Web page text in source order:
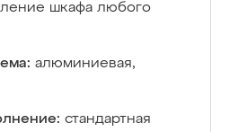
шкафа любого
алюминиевая,
стандартная